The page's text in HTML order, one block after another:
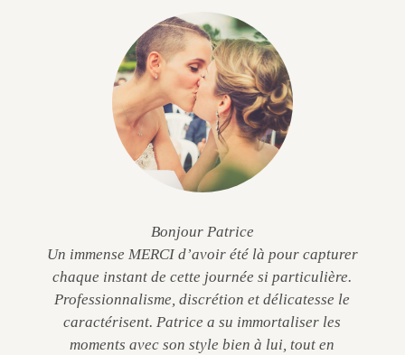
Bonjour Patrice
Un immense MERCI d’avoir été là pour capturer
chaque instant de cette journée si particulière.
Professionnalisme, discrétion et délicatesse le
caractérisent. Patrice a su immortaliser les
moments avec son style bien à lui, tout en